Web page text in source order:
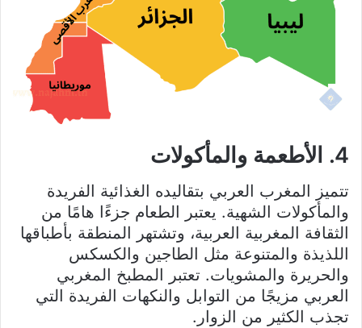
4. الأطعمة والمأكولات
تتميز المغرب العربي بتقاليده الغذائية الفريدة
والمأكولات الشهية. يعتبر الطعام جزءًا هامًا من
الثقافة المغربية العربية، وتشتهر المنطقة بأطباقها
اللذيذة والمتنوعة مثل الطاجين والكسكس
والحريرة والمشويات. تعتبر المطبخ المغربي
العربي مزيجًا من التوابل والنكهات الفريدة التي
تجذب الكثير من الزوار.